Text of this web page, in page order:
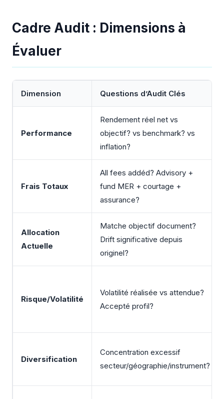
Cadre Audit : Dimensions à
Évaluer
Dimension Questions d’Audit Clés
Performance
Rendement réel net vs
objectif? vs benchmark? vs
inflation?
Frais Totaux
All fees addéd? Advisory +
fund MER + courtage +
assurance?
Allocation
Actuelle
Matche objectif document?
Drift significative depuis
originel?
Risque/Volatilité
Volatilité réalisée vs attendue?
Accepté profil?
Diversification
Concentration excessif
secteur/géographie/instrument?